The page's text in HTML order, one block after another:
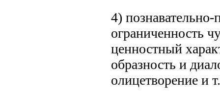
4)
ограниченность
ценностный
образность и
олицетворение и